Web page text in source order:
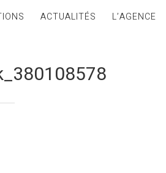
ACTUALITÉS L’AGENCE